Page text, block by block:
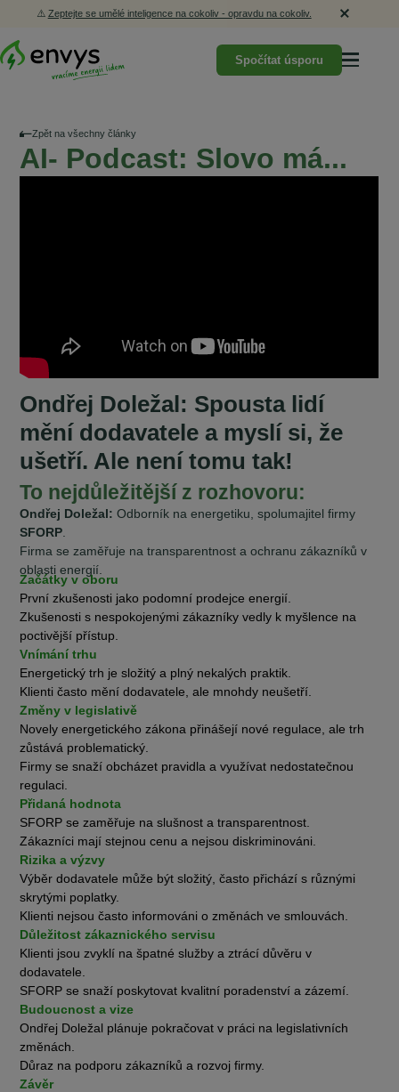
⚠️ Zeptejte se umělé inteligence na cokoliv - opravdu na cokoliv.
Spočítat úsporu
Zpět na všechny články
AI- Podcast: Slovo má...
Ondřej Doležal: Spousta lidí
mění dodavatele a myslí si, že
ušetří. Ale není tomu tak!
To nejdůležitější z rozhovoru:
Ondřej Doležal:Odborník na energetiku, spolumajitel firmy
SFORP.
Firma se zaměřuje na transparentnost a ochranu zákazníků v
oblasti energií.
Začátky v oboru
První zkušenosti jako podomní prodejce energií.
Zkušenosti s nespokojenými zákazníky vedly k myšlence na
poctivější přístup.
Vnímání trhu
Energetický trh je složitý a plný nekalých praktik.
Klienti často mění dodavatele, ale mnohdy neušetří.
Změny v legislativě
Novely energetického zákona přinášejí nové regulace, ale trh
zůstává problematický.
Firmy se snaží obcházet pravidla a využívat nedostatečnou
regulaci.
Přidaná hodnota
SFORP se zaměřuje na slušnost a transparentnost.
Zákazníci mají stejnou cenu a nejsou diskriminováni.
Rizika a výzvy
Výběr dodavatele může být složitý, často přichází s různými
skrytými poplatky.
Klienti nejsou často informováni o změnách ve smlouvách.
Důležitost zákaznického servisu
Klienti jsou zvyklí na špatné služby a ztrácí důvěru v
dodavatele.
SFORP se snaží poskytovat kvalitní poradenství a zázemí.
Budoucnost a vize
Ondřej Doležal plánuje pokračovat v práci na legislativních
změnách.
Důraz na podporu zákazníků a rozvoj firmy.
Závěr